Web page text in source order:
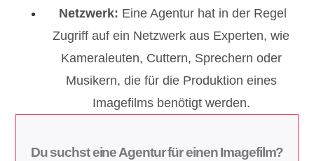
Netzwerk: Eine Agentur hat in der Regel
Zugriff auf ein Netzwerk aus Experten, wie
Kameraleuten, Cuttern, Sprechern oder
Musikern, die für die Produktion eines
Imagefilms benötigt werden.
Du suchst eine Agentur für einen Imagefilm?